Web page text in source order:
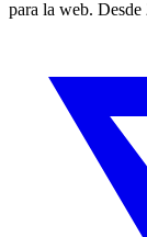
para la web. Desde